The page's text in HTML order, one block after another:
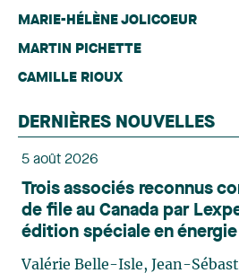
MARIE-HÉLÈNE JOLICOEUR
MARTIN PICHETTE
CAMILLE RIOUX
DERNIÈRES NOUVELLES
5 août 2026
Trois associés reconnus
de file au Canada par
édition spéciale en énergie
Valérie Belle-Isle, Jean-